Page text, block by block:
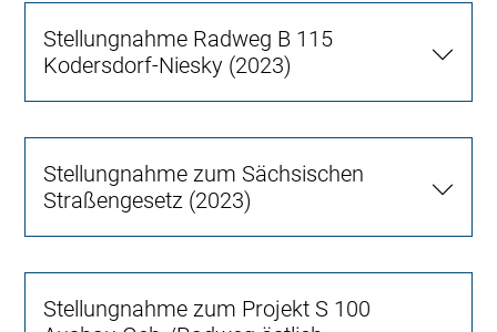
Stellungnahme Radweg B 115
Kodersdorf-Niesky (2023)
Stellungnahme zum Sächsischen
Straßengesetz (2023)
Stellungnahme zum Projekt S 100